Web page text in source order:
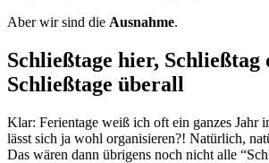
Aber wir sind die Ausnahme.
Schließtage hier, Schließtag
Schließtage überall
Klar: Ferientage weiß ich oft ein ganzes Jahr
lässt sich ja wohl organisieren?! Natürlich,
Das wären dann übrigens noch nicht alle